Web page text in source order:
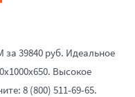
за 39840 руб. Идеальное
Высокое
8 (800) 511-69-65.